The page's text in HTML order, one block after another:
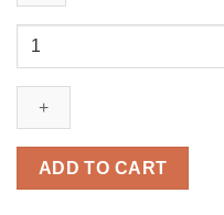
กระเป๋า
ADIDAS
BOXY
Black
(FS8336)
ADD TO CART